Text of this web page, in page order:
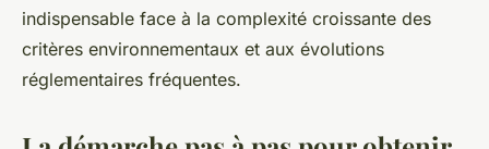
indispensable face à la complexité croissante des
critères environnementaux et aux évolutions
réglementaires fréquentes.